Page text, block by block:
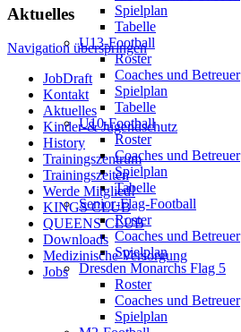
Spielplan
Tabelle
U13-Football
Roster
Coaches und Betreuer
Spielplan
Tabelle
U10-Football
Roster
Coaches und Betreuer
Spielplan
Tabelle
Senior-Flag-Football
Roster
Coaches und Betreuer
Spielplan
Dresden Monarchs Flag 5
Roster
Coaches und Betreuer
Spielplan
Aktuelles
Navigation überspringen
JobDraft
Kontakt
Aktuelles
Kinder-& Jugendschutz
History
Trainingszentrum
Trainingszeiten
Werde Mitglied!
KINGS CLUB
QUEENS CLUB
Downloads
Medizinische Versorgung
Jobs